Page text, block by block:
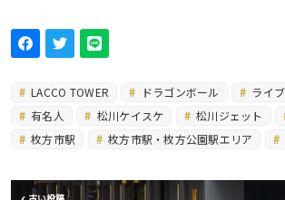
LACCO TOWER ドラゴンボール ライブ
有名人
松川ケイスケ 松川ジェット
枚方市駅
枚方市駅・枚方公園駅エリア